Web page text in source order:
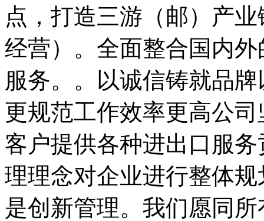
点，打造三游（邮）产
经营）。全面整合国内
服务。。以诚信铸就品
更规范工作效率更高公
客户提供各种进出口服
理理念对企业进行整体
是创新管理。我们愿同